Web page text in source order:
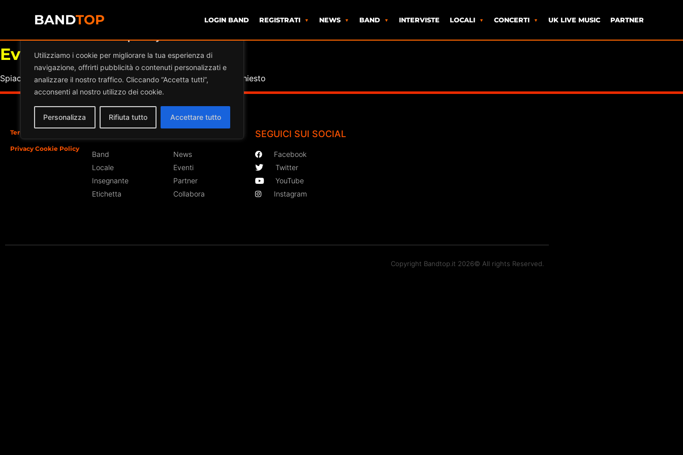
Utilizziamo i cookie per migliorare la tua esperienza di
navigazione, offrirti pubblicità o contenuti personalizzati e
analizzare il nostro traffico. Cliccando “Accetta tutti”,
acconsenti al nostro utilizzo dei cookie.
Personalizza Rifiuta tutto Accettare tutto
BANDTOP LOGIN BAND REGISTRATI NEWS BAND INTERVISTE LOCALI CONCERTI UK LIVE MUSIC PARTNER
Eventi aBRUTUS PUB
Spiacente, ma nessun risultato è stato trovato per l'archivio richiesto
Termini e Condizioni
Privacy Cookie Policy
Band
Locale
Insegnante
Etichetta
News
Eventi
Partner
Collabora
SEGUICI SUI SOCIAL
Facebook
Twitter
YouTube
Instagram
Copyright Bandtop.it 2026© All rights Reserved.